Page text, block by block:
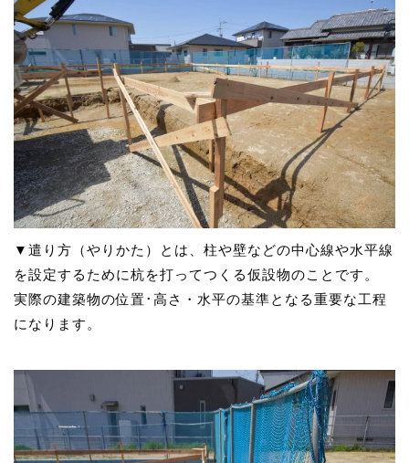
▼遣り方（やりかた）とは、柱や壁などの中心線や水平線
を設定するために杭を打ってつくる仮設物のことです。
実際の建築物の位置･高さ・水平の基準となる重要な工程
になります。